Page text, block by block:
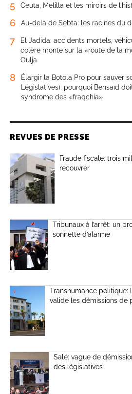
5 Ceuta, Melilla et les miroirs de
6 Au-delà de Sebta: les racines du
7
El Jadida: accidents mortels,
colère monte sur la «route de la
Oulja
8
Élargir la Botola Pro pour sauver
Législatives): pourquoi Bensaïd
syndrome des «fraqchia»
REVUES DE PRESSE
Fraude fiscale: trois
recouvrer
Tribunaux à l’arrêt: un
sonnette d’alarme
Transhumance politique:
valide les démissions de
Salé: vague de
des législatives